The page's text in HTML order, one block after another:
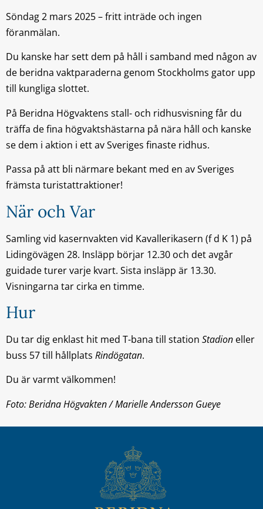
Söndag 2 mars 2025 – fritt inträde och ingen
föranmälan.
Du kanske har sett dem på håll i samband med någon av
de beridna vaktparaderna genom Stockholms gator upp
till kungliga slottet.
På Beridna Högvaktens stall- och ridhusvisning får du
träffa de fina högvaktshästarna på nära håll och kanske
se dem i aktion i ett av Sveriges finaste ridhus.
Passa på att bli närmare bekant med en av Sveriges
främsta turistattraktioner!
När och Var
Samling vid kasernvakten vid Kavallerikasern (f d K 1) på
Lidingövägen 28. Insläpp börjar 12.30 och det avgår
guidade turer varje kvart. Sista insläpp är 13.30.
Visningarna tar cirka en timme.
Hur
Du tar dig enklast hit med T-bana till station Stadion eller
buss 57 till hållplats Rindögatan.
Du är varmt välkommen!
Foto: Beridna Högvakten / Marielle Andersson Gueye